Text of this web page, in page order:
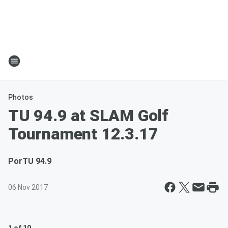
Photos
TU 94.9 at SLAM Golf
Tournament 12.3.17
PorTU 94.9
06 Nov 2017